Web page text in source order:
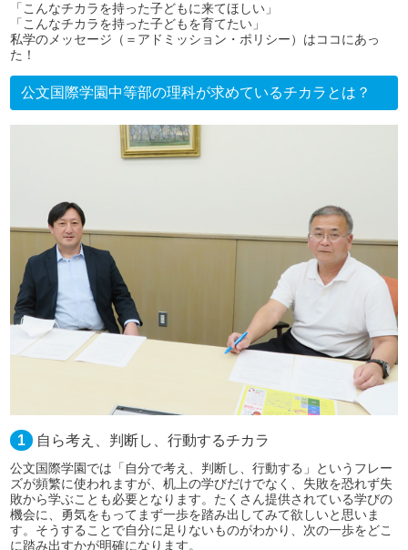
「こんなチカラを持った子どもに来てほしい」
「こんなチカラを持った子どもを育てたい」
私学のメッセージ（＝アドミッション・ポリシー）はココにあっ
た！
公文国際学園中等部の理科が求めているチカラとは？
1 自ら考え、判断し、行動するチカラ
公文国際学園では「自分で考え、判断し、行動する」というフレー
ズが頻繁に使われますが、机上の学びだけでなく、失敗を恐れず失
敗から学ぶことも必要となります。たくさん提供されている学びの
機会に、勇気をもってまず一歩を踏み出してみて欲しいと思いま
す。そうすることで自分に足りないものがわかり、次の一歩をどこ
に踏み出すかが明確になります。